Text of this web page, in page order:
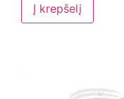
Į krepšelį